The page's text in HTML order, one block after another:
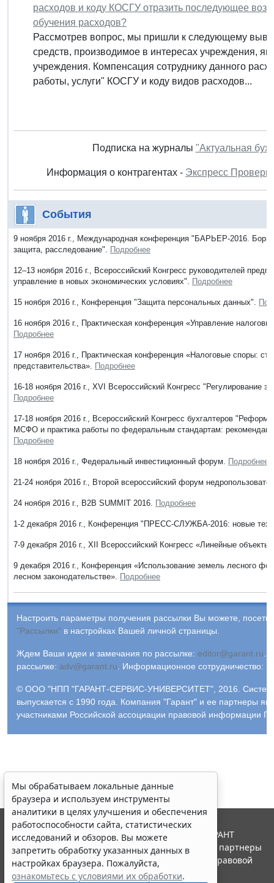
расходов и коду КОСГУ отразить последующее
обучения расходов?
Рассмотрев вопрос, мы пришли к следующему
средств, производимое в интересах учреждения,
учреждения. Компенсация сотруднику данного
работы, услуги" КОСГУ и коду видов расходов...
Подписка на журналы "Актуальная
Информация о контрагентах - Экспресс
События
9 ноября 2016 г., Международная конференция "БАРЬЕР-2016.
защита, расследование". Подробнее
12–13 ноября 2016 г., Всероссийский Конгресс руководителей
управление в новых экономических условиях". Подробнее
15 ноября 2016 г., Конференция "Защита персональных данных".
16 ноября 2016 г., Практическая конференция «Управление
Подробнее
17 ноября 2016 г., Практическая конференция «Налоговые споры:
представительства». Подробнее
16-18 ноября 2016 г., XVI Всероссийский Конгресс "Регулирование
Подробнее
17-18 ноября 2016 г., Всероссийский Конгресс бухгалтеров
МСФО и практика работы по федеральным стандартам:
Подробнее
18 ноября 2016 г., Федеральный инвестиционный форум. Подробнее
21-24 ноября 2016 г., Второй всероссийский форум
24 ноября 2016 г., B2B SUMMIT 2016. Подробнее
1-2 декабря 2016 г., Конференция "ПРЕСС-СЛУЖБА-2016: новые
7-9 декабря 2016 г., ХII Всероссийский Конгресс «Линейные
9 декабря 2016 г., Конференция «Использование земель лесного
лесном законодательстве». Подробнее
Настроить параметры получения рассылки Вы можете,
"Рассылки" в настройках Вашей личной страницы.
Ждем Ваши идеи и замечания по рассылке: editor@garant.ru.
рассылке: adv@garant.ru. Информационное сотрудничество:
© ООО "НПП "ГАРАНТ-СЕРВИС-УНИВЕРСИТЕТ", 2016.
выпускается с 1990 года. Компания "Гарант" и ее партнеры
участниками Российской ассоциации правовой информации
Мы обрабатываем локальные данные
браузера и используем инструменты
аналитики в целях улучшения и обеспечения
работоспособности сайта, статистических
исследований и обзоров. Вы можете
запретить обработку указанных данных в
настройках браузера. Пожалуйста,
ознакомьтесь с условиями их обработки.
© ООО "НПП "ГАРАНТ-СЕРВИС", 2026. Система ГАРАНТ
выпускается с 1990 года. Компания "Гарант" и ее партнеры
являются участниками Российской ассоциации правовой
информации ГАРАНТ.